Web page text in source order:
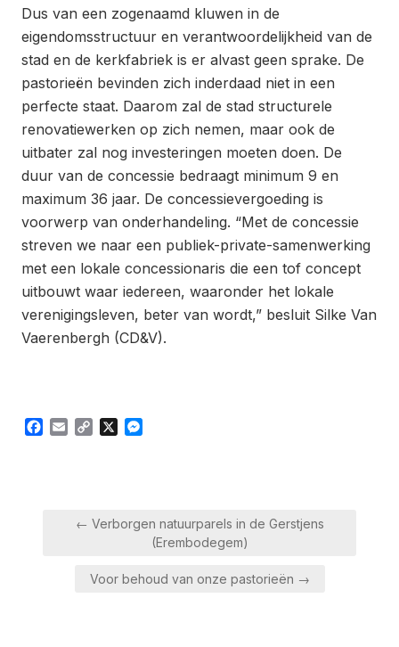
Dus van een zogenaamd kluwen in de
eigendomsstructuur en verantwoordelijkheid van de
stad en de kerkfabriek is er alvast geen sprake. De
pastorieën bevinden zich inderdaad niet in een
perfecte staat. Daarom zal de stad structurele
renovatiewerken op zich nemen, maar ook de
uitbater zal nog investeringen moeten doen. De
duur van de concessie bedraagt minimum 9 en
maximum 36 jaar. De concessievergoeding is
voorwerp van onderhandeling. “Met de concessie
streven we naar een publiek-private-samenwerking
met een lokale concessionaris die een tof concept
uitbouwt waar iedereen, waaronder het lokale
verenigingsleven, beter van wordt,” besluit Silke Van
Vaerenbergh (CD&V).
Facebook
Email Copy
Bericht← Verborgen natuurparels in de Gerstjens
(Erembodegem)
Voor behoud van onze pastorieën →